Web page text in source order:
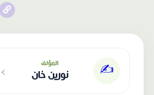
✍️ المؤلف
نورين خان ›